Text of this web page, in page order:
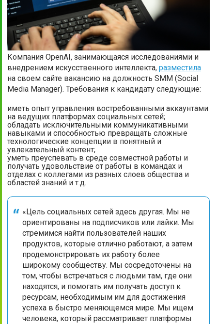
Компания OpenAI, занимающаяся исследованиями и
внедрением искусственного интеллекта, разместила
на своем сайте вакансию на должность SMM (Social
Media Manager). Требования к кандидату следующие:
иметь опыт управления востребованными аккаунтами
на ведущих платформах социальных сетей;
обладать исключительными коммуникативными
навыками и способностью превращать сложные
технологические концепции в понятный и
увлекательный контент;
уметь преуспевать в среде совместной работы и
получать удовольствие от работы в командах и
отделах с коллегами из разных слоев общества и
областей знаний и т.д.
«Цель социальных сетей здесь другая. Мы не
ориентированы на подписчиков или лайки. Мы
стремимся найти пользователей наших
продуктов, которые отлично работают, а затем
продемонстрировать их работу более
широкому сообществу. Мы сосредоточены на
том, чтобы встречаться с людьми там, где они
находятся, и помогать им получать доступ к
ресурсам, необходимым им для достижения
успеха в быстро меняющемся мире. Мы ищем
человека, который рассматривает платформы